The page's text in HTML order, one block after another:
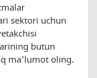
sektori uchun
butun
ma'lumot oling.